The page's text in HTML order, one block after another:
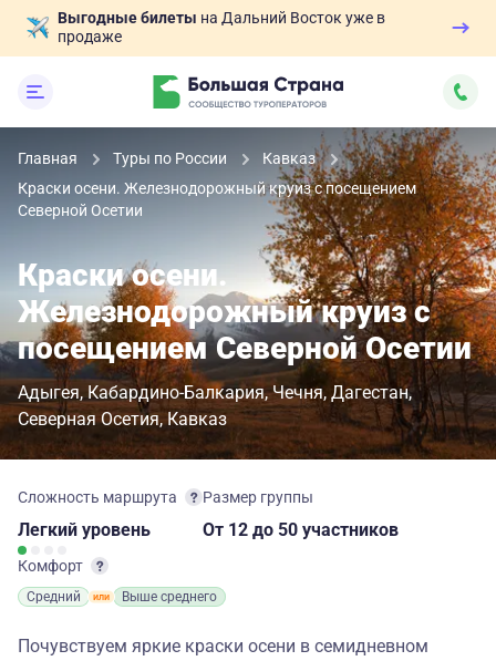
Выгодные билеты на Дальний Восток уже в
продаже
Главная Туры по России
Кавказ
Краски осени. Железнодорожный круиз с посещением
Северной Осетии
Краски осени.
Железнодорожный круиз с
посещением Северной Осетии
Адыгея Кабардино-Балкария Чечня Дагестан
Северная Осетия Кавказ
Сложность маршрута
Легкий уровень
Комфорт
Средний Выше среднего
Размер группы
От 12 до 50 участников
Почувствуем яркие краски осени в семидневном